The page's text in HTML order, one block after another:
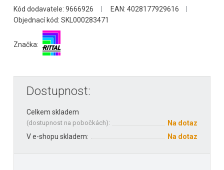
Kód dodavatele: 9666926
EAN: 4028177929616
Objednací kód: SKL000283471
Značka:
Dostupnost:
Celkem skladem
(dostupnost na pobočkách):
Na dotaz
V e-shopu skladem:
Na dotaz